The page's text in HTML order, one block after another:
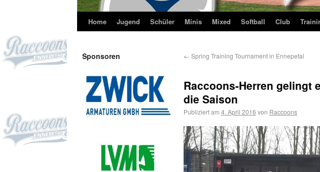
Home Jugend Schüler Minis Mixed Softball Club
← Spring Training Tournament in Ennepetal
Raccoons-Herren gelingt
die Saison
Publiziert am 4. April 2016 von Raccoons
Sponsoren